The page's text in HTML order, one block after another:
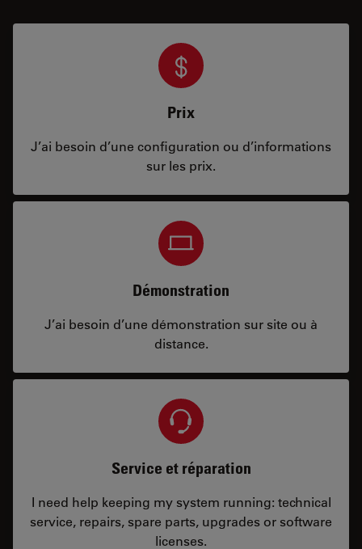
Prix
J’ai besoin d’une configuration ou d’informations
sur les prix.
Démonstration
J’ai besoin d’une démonstration sur site ou à
distance.
Service et réparation
I need help keeping my system running: technical
service, repairs, spare parts, upgrades or software
licenses.